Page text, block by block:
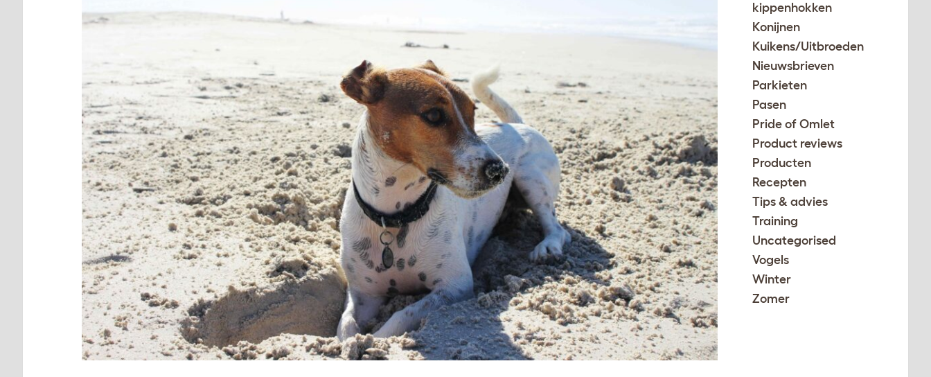
kippenhokken
Konijnen
Kuikens/Uitbroeden
Nieuwsbrieven
Parkieten
Pasen
Pride of Omlet
Product reviews
Producten
Recepten
Tips & advies
Training
Uncategorised
Vogels
Winter
Zomer